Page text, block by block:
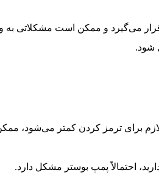
می‌گیرد و ممکن است مشکلاتی
شود.
برای ترمز کردن کمتر می‌شود،
احتمالاً پمپ بوستر مشکل دارد.